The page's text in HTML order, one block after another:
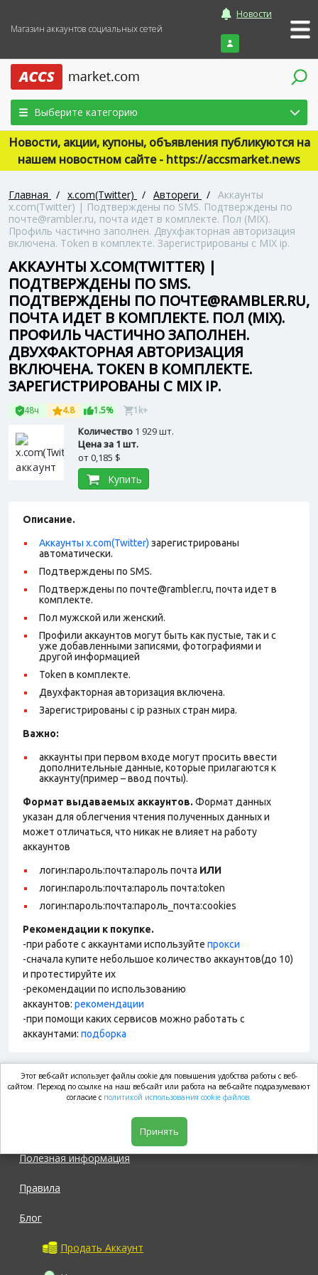
Магазин аккаунтов социальных сетей
Новости
Войти
Выберите категорию
Новости, акции, купоны, объявления публикуются на
нашем новостном сайте - https://accsmarket.news
Главная / x.com(Twitter) / Автореги / Аккаунты
x.com(Twitter) | Подтверждены по SMS. Подтверждены по
почте@rambler.ru, почта идет в комплекте. Пол (MIX).
Профиль частично заполнен. Двухфакторная авторизация
включена. Token в комплекте. Зарегистрированы с MIX ip.
АККАУНТЫ X.COM(TWITTER) |
ПОДТВЕРЖДЕНЫ ПО SMS.
ПОДТВЕРЖДЕНЫ ПО ПОЧТЕ@RAMBLER.RU,
ПОЧТА ИДЕТ В КОМПЛЕКТЕ. ПОЛ (MIX).
ПРОФИЛЬ ЧАСТИЧНО ЗАПОЛНЕН.
ДВУХФАКТОРНАЯ АВТОРИЗАЦИЯ
ВКЛЮЧЕНА. TOKEN В КОМПЛЕКТЕ.
ЗАРЕГИСТРИРОВАНЫ С MIX IP.
48ч 4.8 1.5% 1k+
Количество 1 929 шт.
Цена за 1 шт.
от0,185 $
Купить
Описание.
Аккаунты x.com(Twitter) зарегистрированы
автоматически.
Подтверждены по SMS.
Подтверждены по почте@rambler.ru, почта идет в
комплекте.
Пол мужской или женский.
Профили аккаунтов могут быть как пустые, так и с
уже добавленными записями, фотографиями и
другой информацией
Token в комплекте.
Двухфакторная авторизация включена.
Зарегистрированы с ip разных стран мира.
Важно:
аккаунты при первом входе могут просить ввести
дополнительные данные, которые прилагаются к
аккаунту(пример – ввод почты).
Формат выдаваемых аккаунтов. Формат данных
указан для облегчения чтения полученных данных и
может отличаться, что никак не влияет на работу
аккаунтов
логин:пароль:почта:пароль почта ИЛИ
логин:пароль:почта:пароль почта:token
логин:пароль:почта:пароль_почта:cookies
Рекомендации к покупке.
-при работе с аккаунтами используйте прокси
-сначала купите небольшое количество аккаунтов(до 10)
и протестируйте их
-рекомендации по использованию
аккаунтов: рекомендации
-при помощи каких сервисов можно работать с
аккаунтами: подборка
market.com
Полезная информация
Правила
Блог
Продать Аккаунт
Этот веб-сайт использует файлы cookie для повышения удобства работы с веб-
сайтом. Переход по ссылке на наш веб-сайт или работа на веб-сайте подразумевают
согласие с политикой использования cookie файлов.
Принять